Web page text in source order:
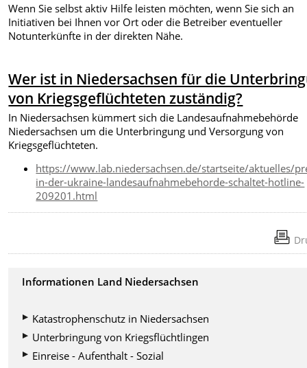
Wenn Sie selbst aktiv Hilfe leisten möchten, wenn Sie sich an
Initiativen bei Ihnen vor Ort oder die Betreiber eventueller
Notunterkünfte in der direkten Nähe.
Wer ist in Niedersachsen für die
von Kriegsgeflüchteten zuständig?
In Niedersachsen kümmert sich die Landesaufnahmebehörde
Niedersachsen um die Unterbringung und Versorgung von
Kriegsgeflüchteten.
https://www.lab.niedersachsen.de/startseite/aktuelles/
in-der-ukraine-landesaufnahmebehorde-schaltet-hotline-
209201.html
Informationen Land Niedersachsen
Katastrophenschutz in Niedersachsen
Unterbringung von Kriegsflüchtlingen
Einreise - Aufenthalt - Sozial